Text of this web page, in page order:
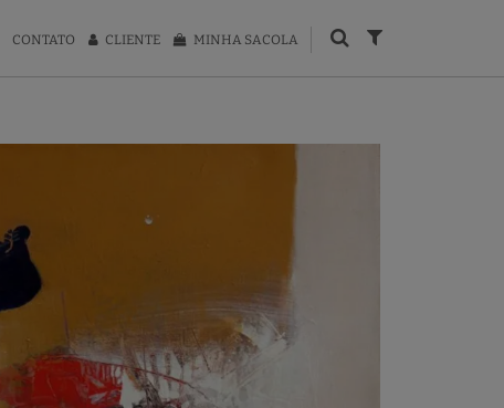
CONTATO CLIENTE MINHA SACOLA